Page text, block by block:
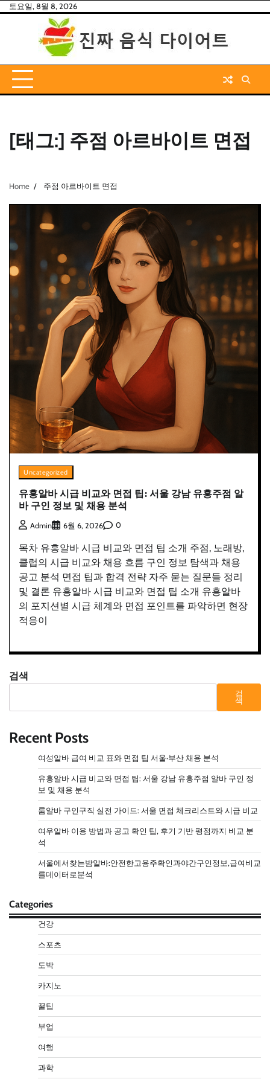
Skip토요일, 8월 8, 2026
[태그:] 주점 아르바이트 면접
Home 주점 아르바이트 면접
Uncategorized
유흥알바 시급 비교와 면접 팁: 서울 강남 유흥주점 알
바 구인 정보 및 채용 분석
Admin 6월 6, 2026 0
목차 유흥알바 시급 비교와 면접 팁 소개 주점, 노래방,
클럽의 시급 비교와 채용 흐름 구인 정보 탐색과 채용
공고 분석 면접 팁과 합격 전략 자주 묻는 질문들 정리
및 결론 유흥알바 시급 비교와 면접 팁 소개 유흥알바
의 포지션별 시급 체계와 면접 포인트를 파악하면 현장
적응이
검색
검
색
Recent Posts
여성알바 급여 비교 표와 면접 팁 서울·부산 채용 분석
유흥알바 시급 비교와 면접 팁: 서울 강남 유흥주점 알바 구인 정
보 및 채용 분석
룸알바 구인구직 실전 가이드: 서울 면접 체크리스트와 시급 비교
여우알바 이용 방법과 공고 확인 팁, 후기 기반 평점까지 비교 분
석
서울에서찾는밤알바:안전한고용주확인과야간구인정보,급여비교
를데이터로분석
Categories
건강
스포츠
도박
카지노
꿀팁
부업
여행
과학